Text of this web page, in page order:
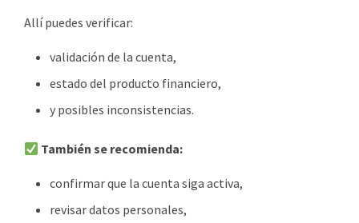
Allí puedes verificar:
validación de la cuenta,
estado del producto financiero,
y posibles inconsistencias.
También se recomienda:
confirmar que la cuenta siga activa,
revisar datos personales,